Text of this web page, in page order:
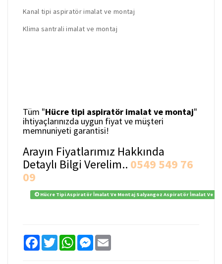
Kanal tipi aspiratör imalat ve montaj
Klima santrali imalat ve montaj
Tüm "Hücre tipi aspiratör imalat ve montaj"
ihtiyaçlarınızda uygun fiyat ve müşteri
memnuniyeti garantisi!
Arayın Fiyatlarımız Hakkında
Detaylı Bilgi Verelim.. 0549 549 76
09
Hücre Tipi Aspiratör İmalat Ve Montaj Salyangoz Aspiratör İmalat Ve
F
T
w
W
M